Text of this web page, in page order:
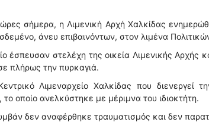
σήμερα, η Λιμενική Αρχή Χαλκίδας
άνευ επιβαινόντων, στον λιμένα
έσπευσαν στελέχη της οικεία Λιμενικής Αρχής
πλήρως την πυρκαγιά.
Λιμεναρχείο Χαλκίδας που
οποίο ανελκύστηκε με μέριμνα του ιδιοκτήτη.
δεν αναφέρθηκε τραυματισμός και δεν